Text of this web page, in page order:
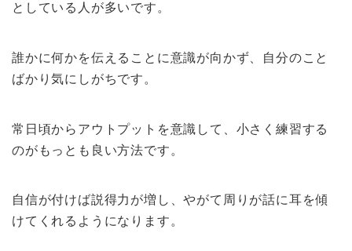
としている人が多いです。
誰かに何かを伝えることに意識が向かず、自分のこと
ばかり気にしがちです。
常日頃からアウトプットを意識して、小さく練習する
のがもっとも良い方法です。
自信が付けば説得力が増し、やがて周りが話に耳を傾
けてくれるようになります。